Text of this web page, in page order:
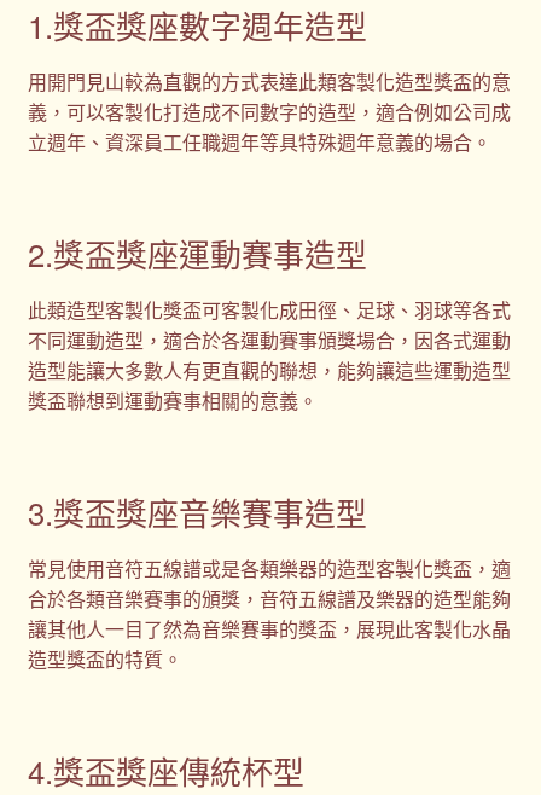
1.獎盃獎座數字週年造型
用開門見山較為直觀的方式表達此類客製化造型獎盃的意
義，可以客製化打造成不同數字的造型，適合例如公司成
立週年、資深員工任職週年等具特殊週年意義的場合。
2.獎盃獎座運動賽事造型
此類造型客製化獎盃可客製化成田徑、足球、羽球等各式
不同運動造型，適合於各運動賽事頒獎場合，因各式運動
造型能讓大多數人有更直觀的聯想，能夠讓這些運動造型
獎盃聯想到運動賽事相關的意義。
3.獎盃獎座音樂賽事造型
常見使用音符五線譜或是各類樂器的造型客製化獎盃，適
合於各類音樂賽事的頒獎，音符五線譜及樂器的造型能夠
讓其他人一目了然為音樂賽事的獎盃，展現此客製化水晶
造型獎盃的特質。
4.獎盃獎座傳統杯型